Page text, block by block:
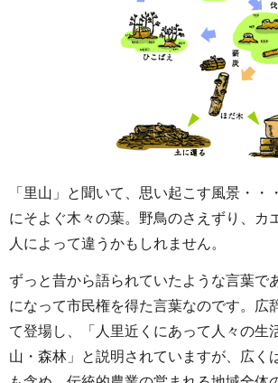
「里山」と聞いて、思い起こす風景・・
にそよぐ木々の葉。野鳥のさえずり、カ
人によって違うかもしれません。
ずっと昔から語られていたような言葉で
になって市民権を得た言葉なのです。広
て登場し、「人里近くにあって人々の生
山・森林」と説明されていますが、広く